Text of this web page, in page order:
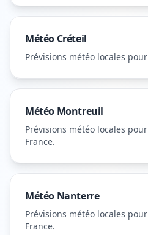
Météo Créteil
Prévisions météo locales pour
Météo Montreuil
Prévisions météo locales pour
France.
Météo Nanterre
Prévisions météo locales pour
France.